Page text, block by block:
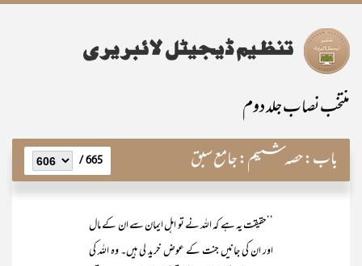
منتخب نصاب جلد دوم
باب:حصہ ششم: جامع سبق 665 /
’’حقیقت یہ ہے کہ اللہ نے تو اہل ایمان سے ان کے مال
اور ان کی جانیں جنت کے عوض خرید لی ہیں۔ وہ اللہ کی